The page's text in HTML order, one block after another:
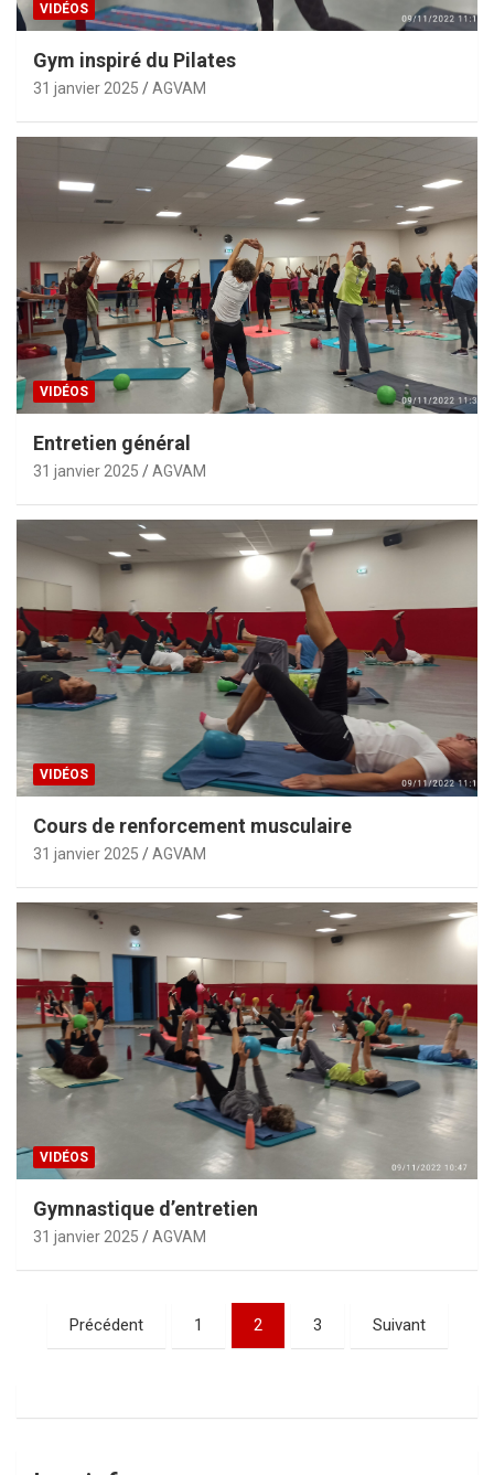
VIDÉOS
Gym inspiré du Pilates
31 janvier 2025 AGVAM
VIDÉOS
Entretien général
31 janvier 2025 AGVAM
VIDÉOS
Cours de renforcement musculaire
31 janvier 2025 AGVAM
VIDÉOS
Gymnastique d’entretien
31 janvier 2025 AGVAM
Pagination
des
Précédent 1 2 3 Suivant